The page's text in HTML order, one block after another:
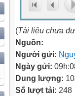
(Tài liệu chưa
Nguồn:
Người gửi:
Ngày gửi:
Dung lượng:
Số lượt tải: 248